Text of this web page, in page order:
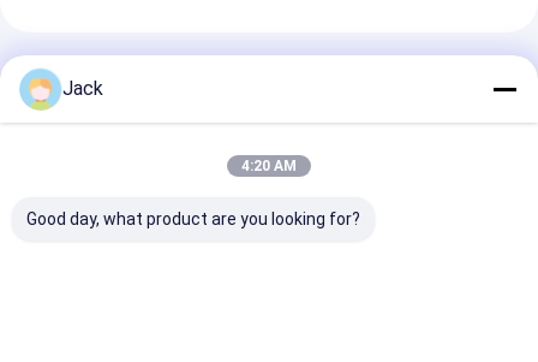
Empfohlene Produkte
Jack
4:20 AM
Good day, what product are you looking for?